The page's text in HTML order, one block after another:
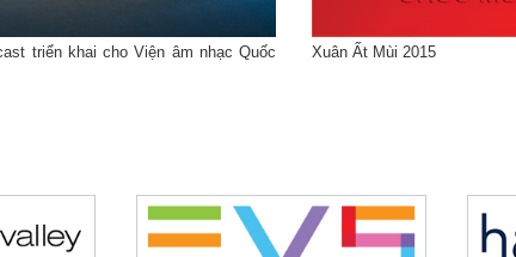
triển khai cho Viện âm nhạc Quốc
Xuân Ất Mùi 2015